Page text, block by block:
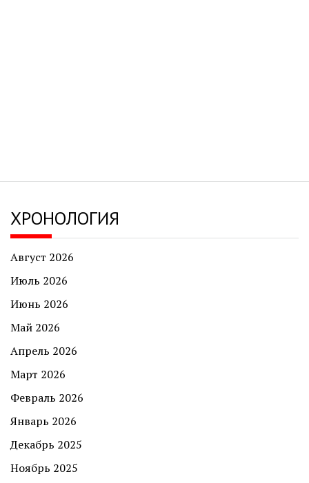
ХРОНОЛОГИЯ
Август 2026
Июль 2026
Июнь 2026
Май 2026
Апрель 2026
Март 2026
Февраль 2026
Январь 2026
Декабрь 2025
Ноябрь 2025